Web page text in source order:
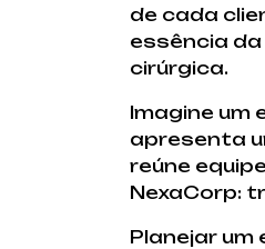
de cada
essência
cirúrgica.
Imagine um
apresenta
reúne
NexaCorp:
Planejar